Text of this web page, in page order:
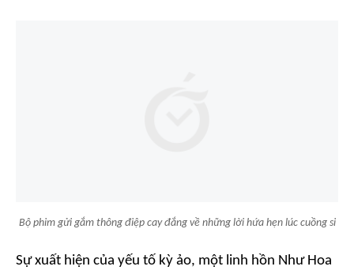
Bộ phim gửi gắm thông điệp cay đắng về những lời hứa hẹn lúc cuồng si
Sự xuất hiện của yếu tố kỳ ảo, một linh hồn Như Hoa